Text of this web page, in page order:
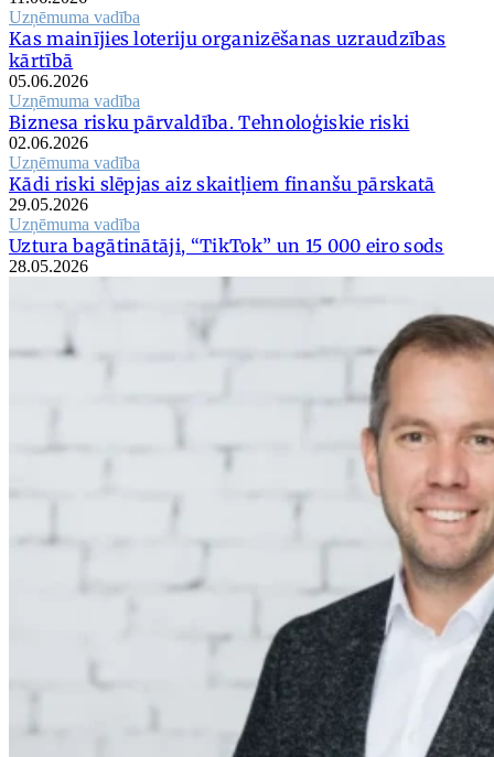
Uzņēmuma vadība
Kas mainījies loteriju organizēšanas uzraudzības
kārtībā
05.06.2026
Uzņēmuma vadība
Biznesa risku pārvaldība. Tehnoloģiskie riski
02.06.2026
Uzņēmuma vadība
Kādi riski slēpjas aiz skaitļiem finanšu pārskatā
29.05.2026
Uzņēmuma vadība
Uztura bagātinātāji, “TikTok” un 15 000 eiro sods
28.05.2026